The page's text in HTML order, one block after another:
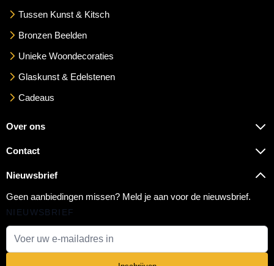
Tussen Kunst & Kitsch
Bronzen Beelden
Unieke Woondecoraties
Glaskunst & Edelstenen
Cadeaus
Over ons
Contact
Nieuwsbrief
Geen aanbiedingen missen? Meld je aan voor de nieuwsbrief.
NIEUWSBRIEF